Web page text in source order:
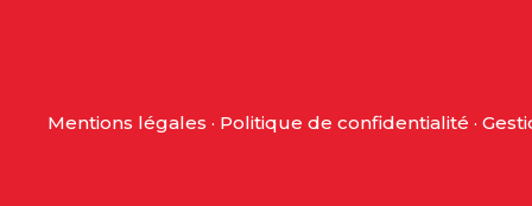
Mentions légales · Politique de confidentialité ·